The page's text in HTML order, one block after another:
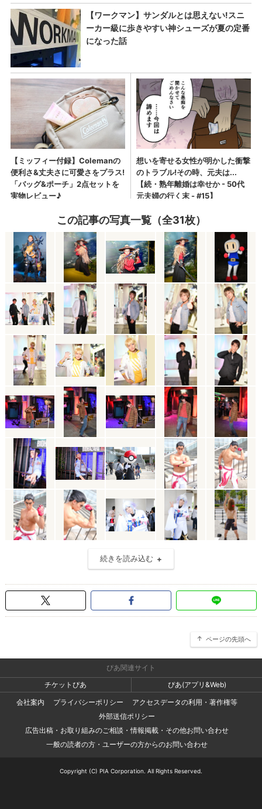
この記事の写真一覧（全31枚）
続きを読み込む
ページの先頭へ
ぴあ関連サイト
チケットぴあ
ぴあ(アプリ&Web)
会社案内
プライバシーポリシー
アクセスデータの利用・著作権等
外部送信ポリシー
広告出稿・お取り組みのご相談・情報掲載・その他お問い合わせ
一般の読者の方・ユーザーの方からのお問い合わせ
Copyright (C) PIA Corporation. All Rights Reserved.